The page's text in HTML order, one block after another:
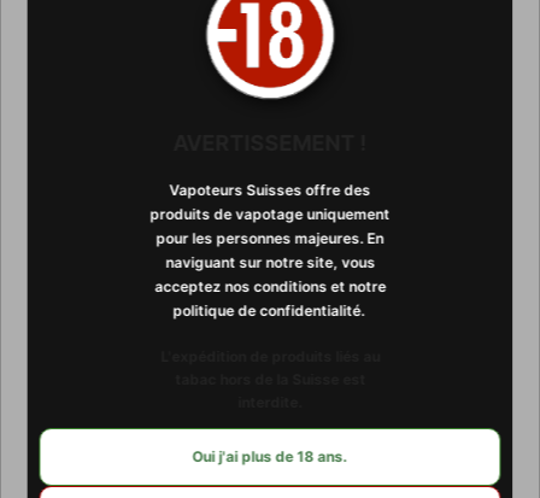
Végétol® est une marque française innovante dans le
domaine des e-liquides pour cigarettes électroniques. Elle
Vapoteurs Suisses offre des
produits de vapotage uniquement
pour les personnes majeures. En
naviguant sur notre site, vous
acceptez nos conditions et notre
politique de confidentialité. ​​
Oui j'ai plus de 18 ans.